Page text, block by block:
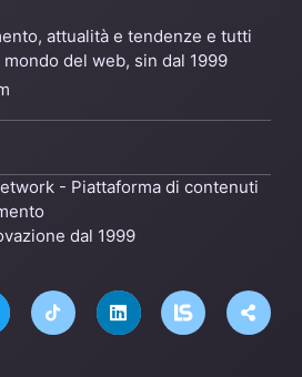
attualità e tendenze e tutti
del web, sin dal 1999
- Piattaforma di contenuti
dal 1999